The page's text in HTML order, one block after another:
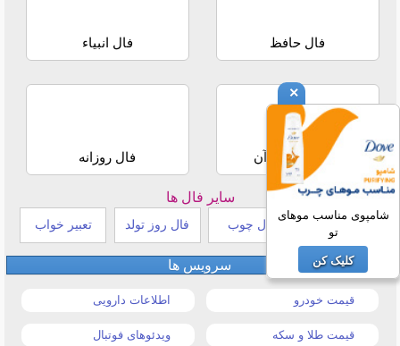
فال حافظ فال انبیاء
استخاره با قرآن فال روزانه
سایر فال ها
طالع بینی هندی فال چوب فال روز تولد تعبیر خواب
سرویس ها
قیمت خودرو اطلاعات دارویی
قیمت طلا و سکه ویدئوهای فوتبال
×
شامپوی مناسب موهای
تو
کلیک کن